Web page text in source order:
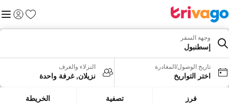
المفضلة
تسجيل
وجهة السفر
إسطنبول
تاريخ الوصول/المغادرة
اختر التواريخ
النزلاء والغرف
نزيلان, غرفة واحدة
فرز تصفية الخريطة